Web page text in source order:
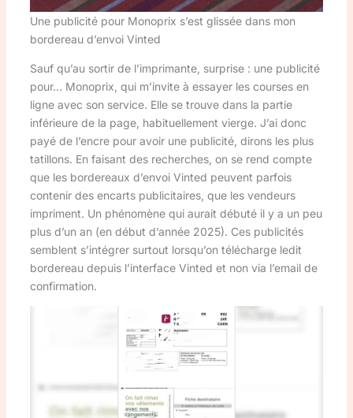
Une publicité pour Monoprix s’est glissée dans mon
bordereau d’envoi Vinted
Sauf qu’au sortir de l’imprimante, surprise : une publicité
pour… Monoprix, qui m’invite à essayer les courses en
ligne avec son service. Elle se trouve dans la partie
inférieure de la page, habituellement vierge. J’ai donc
payé de l’encre pour avoir une publicité, dirons les plus
tatillons. En faisant des recherches, on se rend compte
que les bordereaux d’envoi Vinted peuvent parfois
contenir des encarts publicitaires, que les vendeurs
impriment. Un phénomène qui aurait débuté il y a un peu
plus d’un an (en début d’année 2025). Ces publicités
semblent s’intégrer surtout lorsqu’on télécharge ledit
bordereau depuis l’interface Vinted et non via l’email de
confirmation.